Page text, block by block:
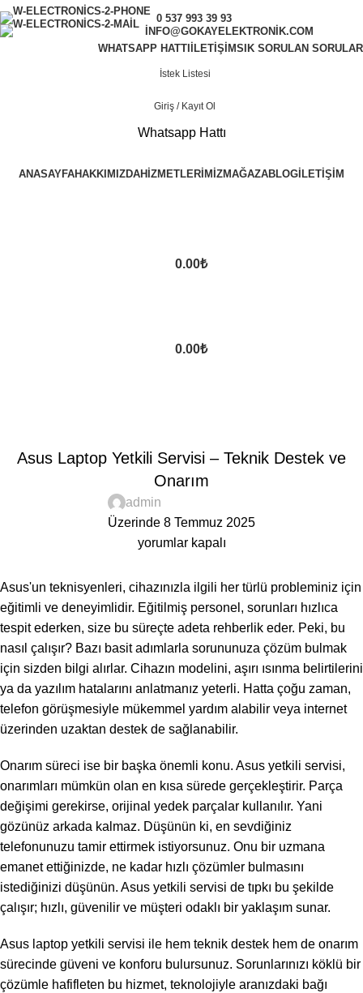
0 537 993 39 93
INFO@GOKAYELEKTRONIK.COM
WHATSAPP HATTI
İLETIŞIMSIK SORULAN SORULAR
İstek Listesi
Giriş / Kayıt Ol
Whatsapp Hattı
ANASAYFAHAKKIMIZDAHIZMETLERIMIZMAĞAZABLOG İLETIŞIM
0.00₺
0.00₺
Asus Laptop Yetkili Servisi – Teknik Destek ve
Onarım
admin
Üzerinde 8 Temmuz 2025
yorumlar kapalı
Asus'un teknisyenleri, cihazınızla ilgili her türlü probleminiz için
eğitimli ve deneyimlidir. Eğitilmiş personel, sorunları hızlıca
tespit ederken, size bu süreçte adeta rehberlik eder. Peki, bu
nasıl çalışır? Bazı basit adımlarla sorununuza çözüm bulmak
için sizden bilgi alırlar. Cihazın modelini, aşırı ısınma belirtilerini
ya da yazılım hatalarını anlatmanız yeterli. Hatta çoğu zaman,
telefon görüşmesiyle mükemmel yardım alabilir veya internet
üzerinden uzaktan destek de sağlanabilir.
Onarım süreci ise bir başka önemli konu. Asus yetkili servisi,
onarımları mümkün olan en kısa sürede gerçekleştirir. Parça
değişimi gerekirse, orijinal yedek parçalar kullanılır. Yani
gözünüz arkada kalmaz. Düşünün ki, en sevdiğiniz
telefonunuzu tamir ettirmek istiyorsunuz. Onu bir uzmana
emanet ettiğinizde, ne kadar hızlı çözümler bulmasını
istediğinizi düşünün. Asus yetkili servisi de tıpkı bu şekilde
çalışır; hızlı, güvenilir ve müşteri odaklı bir yaklaşım sunar.
Asus laptop yetkili servisi ile hem teknik destek hem de onarım
sürecinde güveni ve konforu bulursunuz. Sorunlarınızı köklü bir
çözümle hafifleten bu hizmet, teknolojiyle aranızdaki bağı